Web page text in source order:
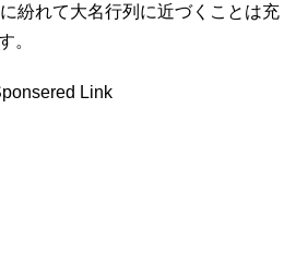
紛れて大名行列に近づくことは充
。
Link